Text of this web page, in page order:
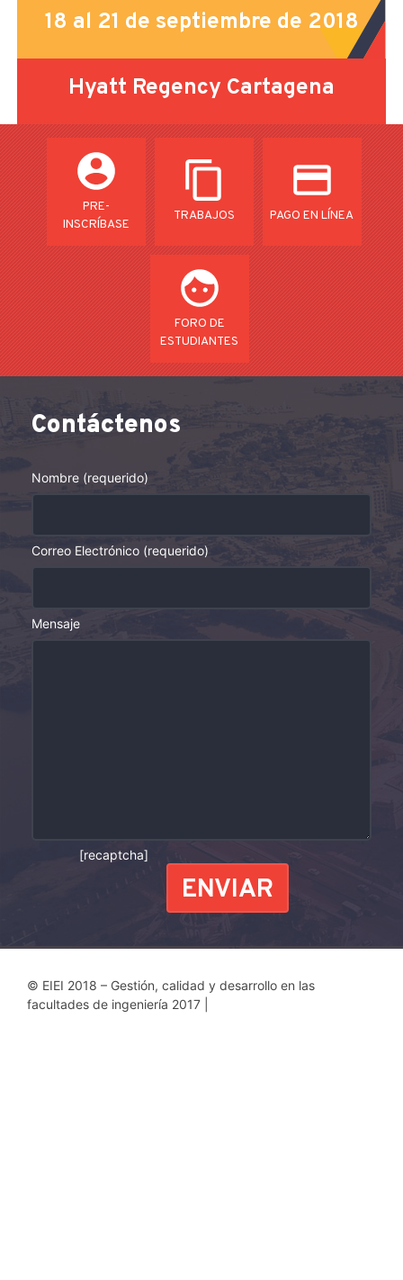
18 al 21 de septiembre de 2018
Hyatt Regency Cartagena
PRE-
INSCRÍBASE
TRABAJOS PAGO EN LÍNEA
FORO DE
ESTUDIANTES
Contáctenos
Nombre (requerido)
Correo Electrónico (requerido)
Mensaje
[recaptcha]
© EIEI 2018 – Gestión, calidad y desarrollo en las
facultades de ingeniería 2017